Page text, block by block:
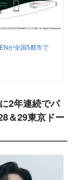
が全国5都市で
2年連続でパ
＆29東京ドー